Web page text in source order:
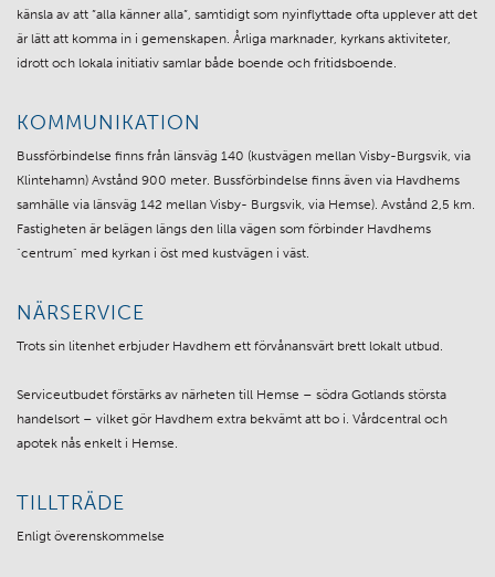
känsla av att ”alla känner alla”, samtidigt som nyinflyttade ofta upplever att det
är lätt att komma in i gemenskapen. Årliga marknader, kyrkans aktiviteter,
idrott och lokala initiativ samlar både boende och fritidsboende.
KOMMUNIKATION
Bussförbindelse finns från länsväg 140 (kustvägen mellan Visby-Burgsvik, via
Klintehamn) Avstånd 900 meter. Bussförbindelse finns även via Havdhems
samhälle via länsväg 142 mellan Visby- Burgsvik, via Hemse). Avstånd 2,5 km.
Fastigheten är belägen längs den lilla vägen som förbinder Havdhems
"centrum" med kyrkan i öst med kustvägen i väst.
NÄRSERVICE
Trots sin litenhet erbjuder Havdhem ett förvånansvärt brett lokalt utbud.
Serviceutbudet förstärks av närheten till Hemse – södra Gotlands största
handelsort – vilket gör Havdhem extra bekvämt att bo i. Vårdcentral och
apotek nås enkelt i Hemse.
TILLTRÄDE
Enligt överenskommelse